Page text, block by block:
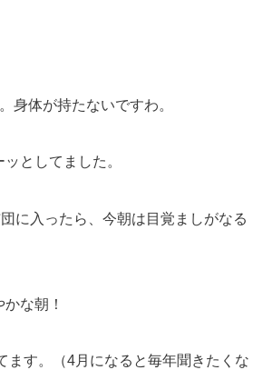
身体が持たないですわ。
としてました。
に入ったら、今朝は目覚ましがなる
な朝！
ます。（4月になると毎年聞きたくな